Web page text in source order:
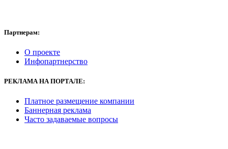
Партнерам:
О проекте
Инфопартнерство
РЕКЛАМАНА ПОРТАЛЕ:
Платное размещение компании
Баннерная реклама
Часто задаваемые вопросы